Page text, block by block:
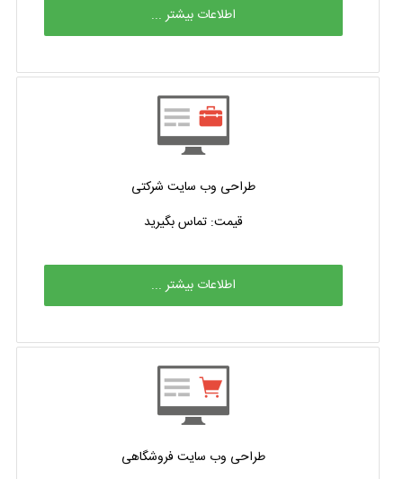
اطلاعات بیشتر ...
طراحی وب سایت شرکتی
قیمت: تماس بگیرید
اطلاعات بیشتر ...
طراحی وب سایت فروشگاهی